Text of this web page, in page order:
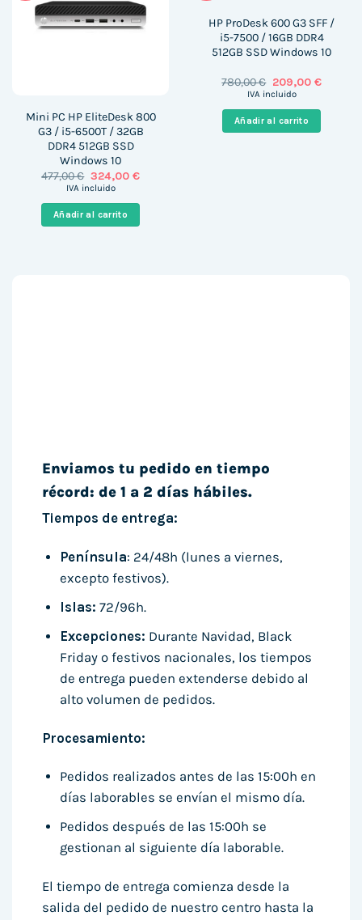
Mini PC HP EliteDesk 800
G3 / i5-6500T / 32GB
DDR4 512GB SSD
Windows 10
477,00€ El
precio
era:
477,00 €.
324,00 €El
es:
IVA incluido
Añadir al carrito
HP ProDesk 600 G3 SFF /
i5-7500 / 16GB DDR4
512GB SSD Windows 10
780,00€ El
precio
era:
780,00 €.
209,00 €El
es:
IVA incluido
Añadir al carrito
Enviamos tu pedido en tiempo
récord: de 1 a 2 días hábiles.
Tiempos de entrega:
Península: 24/48h (lunes a viernes,
excepto festivos).
Islas: 72/96h.
Excepciones: Durante Navidad, Black
Friday o festivos nacionales, los tiempos
de entrega pueden extenderse debido al
alto volumen de pedidos.
Procesamiento:
Pedidos realizados antes de las 15:00h en
días laborables se envían el mismo día.
Pedidos después de las 15:00h se
gestionan al siguiente día laborable.
El tiempo de entrega comienza desde la
salida del pedido de nuestro centro hasta la